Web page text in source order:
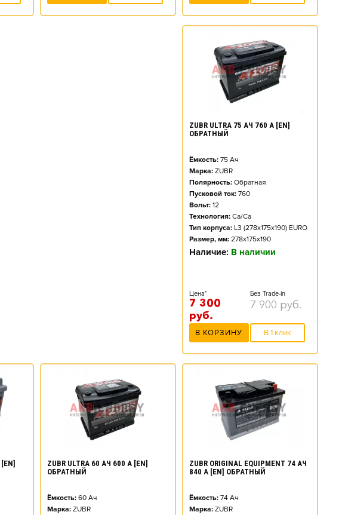
ZUBR ULTRA 75 АЧ 760 А [EN]
ОБРАТНЫЙ
Ёмкость: 75Ач
Марка: ZUBR
Полярность: Обратная
Пусковой ток: 760
Вольт: 12
Технология: Ca/Ca
Тип корпуса: L3 (278x175x190) EURO
Размер, мм: 278x175x190
Наличие: В наличии
Цена*
7 300
руб.
Без Trade-in
7 900 руб.
В КОРЗИНУ В 1 клик
ZUBR ULTRA 60 АЧ 600 А [EN]
ОБРАТНЫЙ
Ёмкость: 60Ач
Марка: ZUBR
ZUBR ORIGINAL EQUIPMENT 74 АЧ
840 А [EN] ОБРАТНЫЙ
Ёмкость: 74Ач
Марка: ZUBR